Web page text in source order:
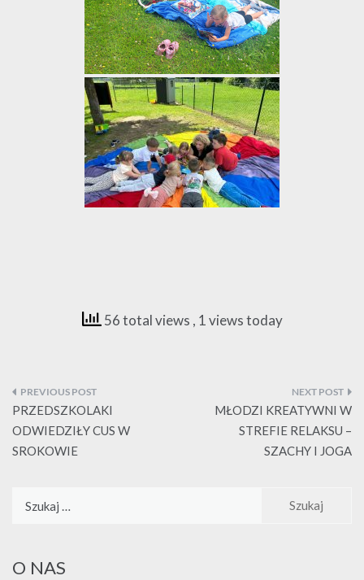
56 total views , 1 views today
Nawigacja
wpisu
PRZEDSZKOLAKI
ODWIEDZIŁY CUS W
SROKOWIE
MŁODZI KREATYWNI W
STREFIE RELAKSU –
SZACHY I JOGA
O NAS